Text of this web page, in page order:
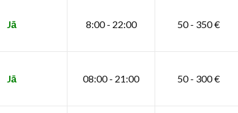
Jā 8:00 - 22:00 50 - 350 €
Jā 08:00 - 21:00 50 - 300 €